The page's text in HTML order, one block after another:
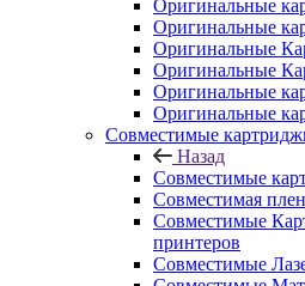
Оригинальные
Оригинальные
Оригинальные
Оригинальные
Оригинальные
Оригинальные
Совместимые
Назад
Совместимые
Совместимая
Совместимые
принтеров
Совместимые